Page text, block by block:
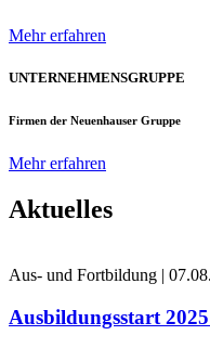
Mehr erfahren
UNTERNEHMENSGRUPPE
Firmen der Neuenhauser Gruppe
Mehr erfahren
Aktuelles
Aus- und Fortbildung |
Ausbildungsstart